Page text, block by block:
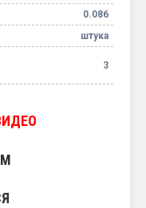
0.086
штука
3